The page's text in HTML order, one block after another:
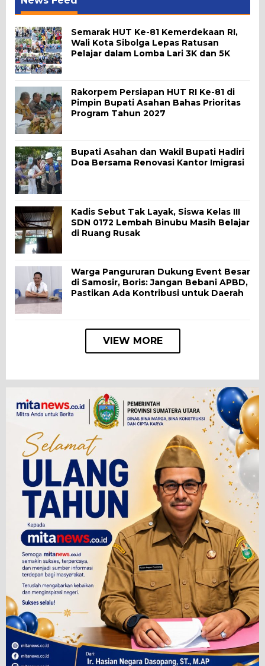
Semarak HUT Ke-81 Kemerdekaan RI,
Wali Kota Sibolga Lepas Ratusan
Pelajar dalam Lomba Lari 3K dan 5K
Rakorpem Persiapan HUT RI Ke-81 di
Pimpin Bupati Asahan Bahas Prioritas
Program Tahun 2027
Bupati Asahan dan Wakil Bupati Hadiri
Doa Bersama Renovasi Kantor Imigrasi
Kadis Sebut Tak Layak, Siswa Kelas III
SDN 0172 Lembah Binubu Masih Belajar
di Ruang Rusak
Warga Pangururan Dukung Event Besar
di Samosir, Boris: Jangan Bebani APBD,
Pastikan Ada Kontribusi untuk Daerah
VIEW MORE